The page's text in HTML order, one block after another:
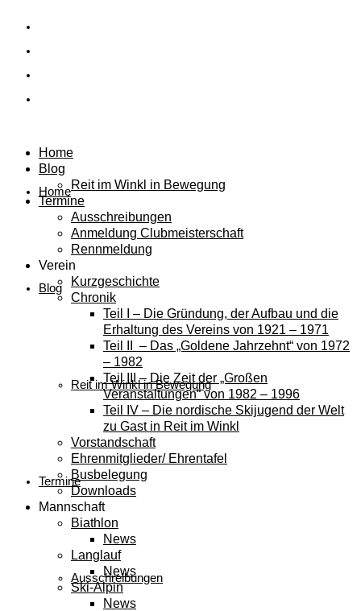
Home
Blog
Reit im Winkl in Bewegung
Termine
Ausschreibungen
Home
Blog
Reit im Winkl in Bewegung
Termine
Ausschreibungen
Anmeldung Clubmeisterschaft
Rennmeldung
Verein
Kurzgeschichte
Chronik
Teil I – Die Gründung, der Aufbau und die
Erhaltung des Vereins von 1921 – 1971
Teil II – Das „Goldene Jahrzehnt“ von 1972
– 1982
Teil III – Die Zeit der „Großen
Veranstaltungen“ von 1982 – 1996
Teil IV – Die nordische Skijugend der Welt
zu Gast in Reit im Winkl
Vorstandschaft
Ehrenmitglieder/ Ehrentafel
Busbelegung
Downloads
Mannschaft
Biathlon
News
Langlauf
News
Ski-Alpin
News